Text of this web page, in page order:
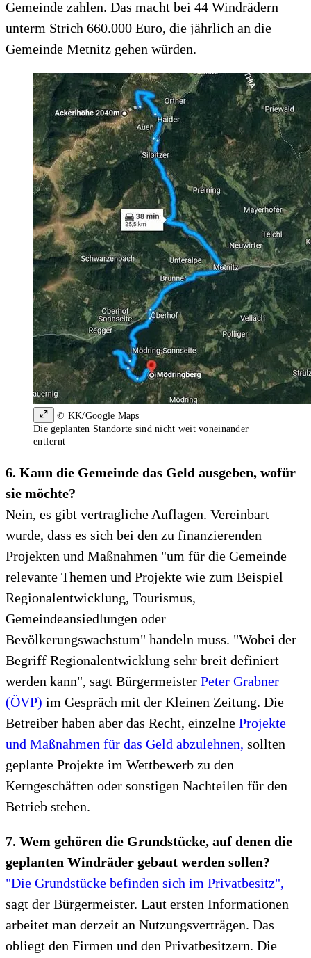
Gemeinde zahlen. Das macht bei 44 Windrädern
unterm Strich 660.000 Euro, die jährlich an die
Gemeinde Metnitz gehen würden.
© KK/Google Maps
Die geplanten Standorte sind nicht weit voneinander
entfernt
6. Kann die Gemeinde das Geld ausgeben, wofür
sie möchte?
Nein, es gibt vertragliche Auflagen. Vereinbart
wurde, dass es sich bei den zu finanzierenden
Projekten und Maßnahmen "um für die Gemeinde
relevante Themen und Projekte wie zum Beispiel
Regionalentwicklung, Tourismus,
Gemeindeansiedlungen oder
Bevölkerungswachstum" handeln muss. "Wobei der
Begriff Regionalentwicklung sehr breit definiert
werden kann", sagt Bürgermeister Peter Grabner
(ÖVP) im Gespräch mit der Kleinen Zeitung. Die
Betreiber haben aber das Recht, einzelne Projekte
und Maßnahmen für das Geld abzulehnen, sollten
geplante Projekte im Wettbewerb zu den
Kerngeschäften oder sonstigen Nachteilen für den
Betrieb stehen.
7. Wem gehören die Grundstücke, auf denen die
geplanten Windräder gebaut werden sollen?
"Die Grundstücke befinden sich im Privatbesitz",
sagt der Bürgermeister. Laut ersten Informationen
arbeitet man derzeit an Nutzungsverträgen. Das
obliegt den Firmen und den Privatbesitzern. Die